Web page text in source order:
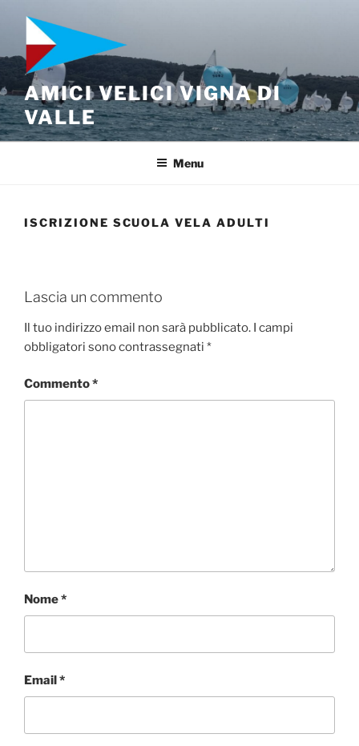
contenuto
AMICI VELICI VIGNA DI
VALLE
Menu
ISCRIZIONE SCUOLA VELA ADULTI
Lascia un commento
Il tuo indirizzo email non sarà pubblicato. I campi
obbligatori sono contrassegnati *
Commento*
Nome*
Email *